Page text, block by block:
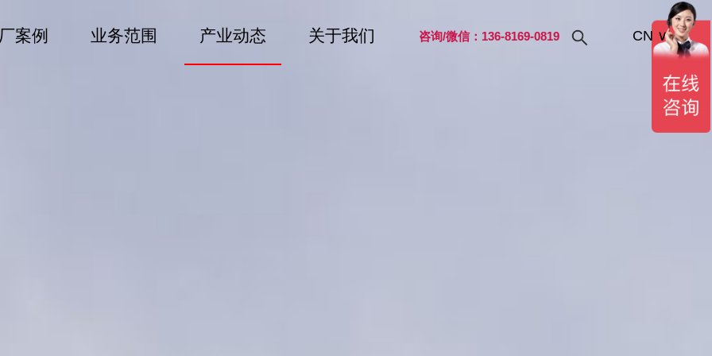
案例 业务范围 产业动态 关于我们 咨询/微信：136-8169-0819 CN ∨